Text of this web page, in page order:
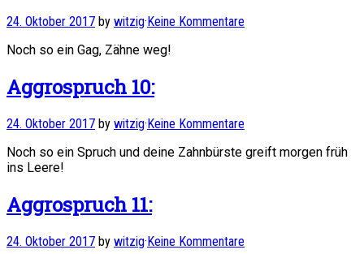
24. Oktober 2017 by witzig· Keine Kommentare
Noch so ein Gag, Zähne weg!
Aggrospruch 10:
24. Oktober 2017 by witzig·Keine Kommentare
Noch so ein Spruch und deine Zahnbürste greift morgen früh
ins Leere!
Aggrospruch 11:
24. Oktober 2017 by witzig·Keine Kommentare